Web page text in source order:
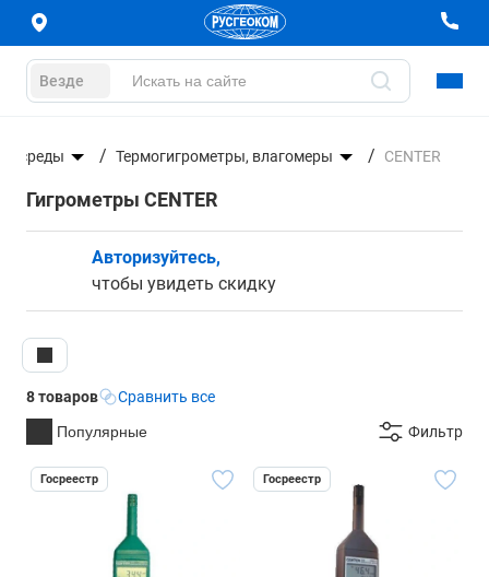
Везде
среды Термогигрометры, влагомеры CENTER
Гигрометры CENTER
Авторизуйтесь,
чтобы увидеть скидку
8 товаров
Сравнить все
Популярные
Фильтр
Госреестр Госреестр